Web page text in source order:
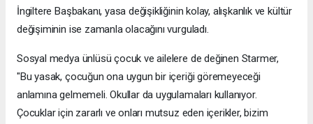
İngiltere Başbakanı, yasa değişikliğinin kolay, alışkanlık ve kültür
değişiminin ise zamanla olacağını vurguladı.
Sosyal medya ünlüsü çocuk ve ailelere de değinen Starmer,
"Bu yasak, çocuğun ona uygun bir içeriği göremeyeceği
anlamına gelmemeli. Okullar da uygulamaları kullanıyor.
Çocuklar için zararlı ve onları mutsuz eden içerikler, bizim